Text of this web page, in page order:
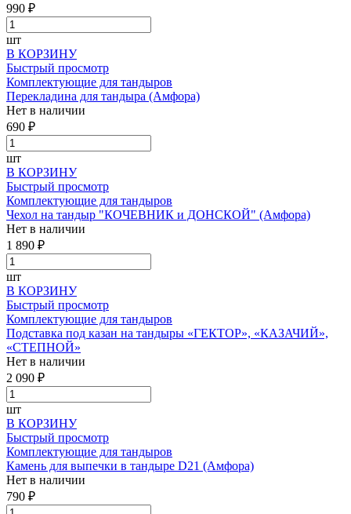
990 ₽
шт
В КОРЗИНУ
Быстрый просмотр
Комплектующие для тандыров
Перекладина для тандыра (Амфора)
Нет в наличии
690 ₽
шт
В КОРЗИНУ
Быстрый просмотр
Комплектующие для тандыров
Чехол на тандыр "КОЧЕВНИК и ДОНСКОЙ" (Амфора)
Нет в наличии
1 890 ₽
шт
В КОРЗИНУ
Быстрый просмотр
Комплектующие для тандыров
Подставка под казан на тандыры «ГЕКТОР», «КАЗАЧИЙ»,
«СТЕПНОЙ»
Нет в наличии
2 090 ₽
шт
В КОРЗИНУ
Быстрый просмотр
Комплектующие для тандыров
Камень для выпечки в тандыре D21 (Амфора)
Нет в наличии
790 ₽